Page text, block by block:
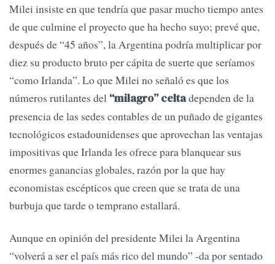
Milei insiste en que tendría que pasar mucho tiempo antes
de que culmine el proyecto que ha hecho suyo; prevé que,
después de “45 años”, la Argentina podría multiplicar por
diez su producto bruto per cápita de suerte que seríamos
“como Irlanda”. Lo que Milei no señaló es que los
números rutilantes del “milagro” celtadependen de la
presencia de las sedes contables de un puñado de gigantes
tecnológicos estadounidenses que aprovechan las ventajas
impositivas que Irlanda les ofrece para blanquear sus
enormes ganancias globales, razón por la que hay
economistas escépticos que creen que se trata de una
burbuja que tarde o temprano estallará.
Aunque en opinión del presidente Milei la Argentina
“volverá a ser el país más rico del mundo” -da por sentado